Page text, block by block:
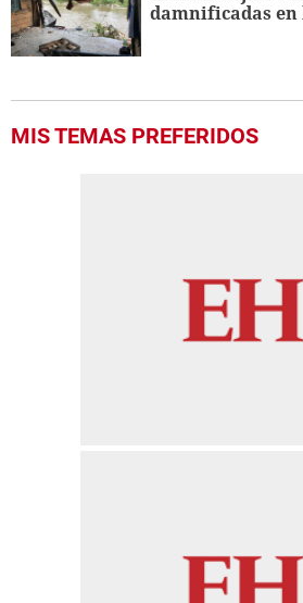
damnificadas
MIS TEMAS PREFERIDOS